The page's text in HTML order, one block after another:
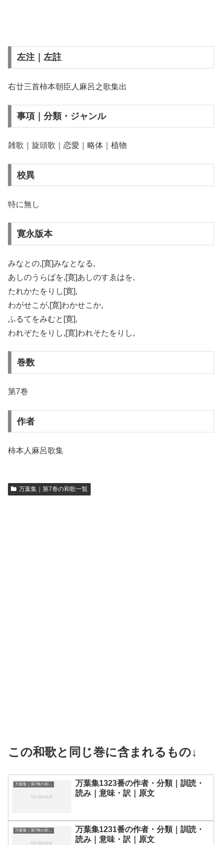
左注｜左註
右廿三首柿本朝臣人麻呂之歌集出
事項｜分類・ジャンル
雑歌｜旋頭歌｜恋愛｜略体｜植物
校異
特に無し
寛永版本
みなとの,[寛]みなとなる,
あしのうらばを,[寛]あしのすゑはを,
たれかたをりし[寛],
わがせこが,[寛]わかせこか,
ふるてをみむと[寛],
われぞたをりし,[寛]われそたをりし,
巻数
第7巻
作者
柿本人麻呂歌集
万葉集｜第7巻の和歌一覧
この和歌と同じ巻に含まれるもの↓
万葉集1323番の作者・分類｜訓読・
読み｜意味・訳｜原文
万葉集｜第7巻の和歌一覧
万葉集1231番の作者・分類｜訓読・
読み｜意味・訳｜原文